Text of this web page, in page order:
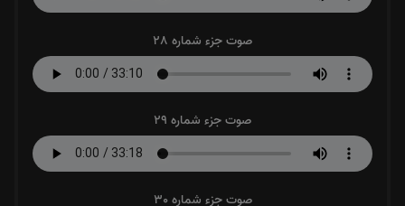
صوت جزء شماره 28
صوت جزء شماره 29
صوت جزء شماره 30